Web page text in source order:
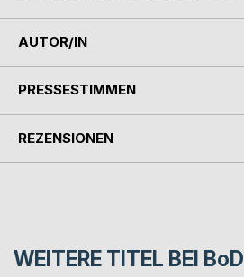
AUTOR/IN
PRESSESTIMMEN
REZENSIONEN
WEITERE TITEL BEI BoD